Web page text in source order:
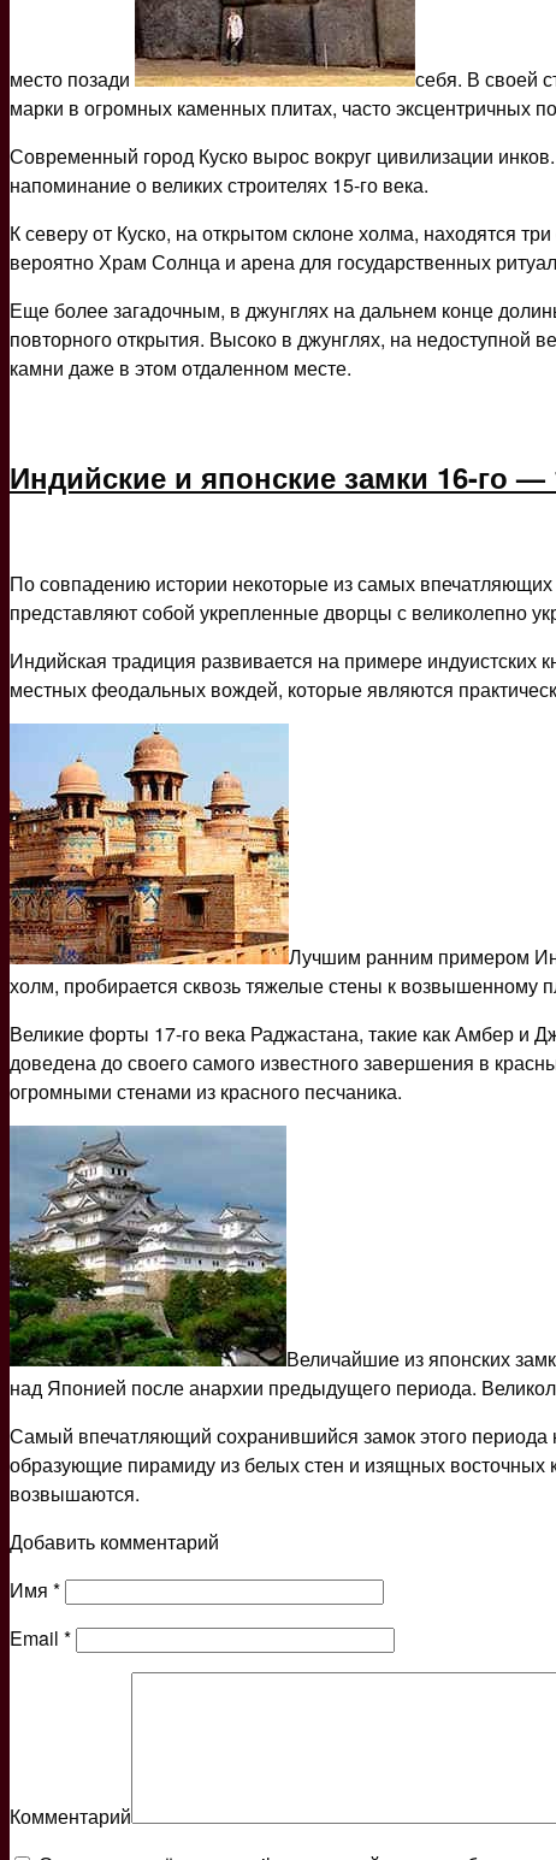
место позади
себя. В своей
марки в огромных каменных плитах, часто эксцентричных
Современный город Куско вырос вокруг цивилизации
напоминание о великих строителях 15-го века.
К северу от Куско, на открытом склоне холма, находятся
вероятно Храм Солнца и арена для государственных
Еще более загадочным, в джунглях на дальнем конце
повторного открытия. Высоко в джунглях, на недоступной
камни даже в этом отдаленном месте.
Индийские и японские замки 16-го —
По совпадению истории некоторые из самых
представляют собой укрепленные дворцы с
Индийская традиция развивается на примере
местных феодальных вождей, которые являются
Лучшим ранним примером
холм, пробирается сквозь тяжелые стены к возвышенному
Великие форты 17-го века Раджастана, такие как Амбер и
доведена до своего самого известного завершения в
огромными стенами из красного песчаника.
Величайшие из японских
над Японией после анархии предыдущего периода.
Самый впечатляющий сохранившийся замок этого
образующие пирамиду из белых стен и изящных восточных
возвышаются.
Добавить комментарий
Имя *
Email *
Комментарий